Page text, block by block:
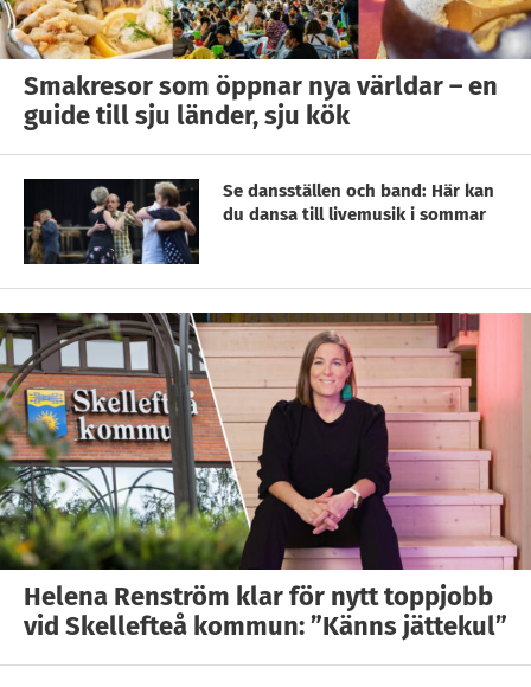
Smakresor som öppnar nya världar – en
guide till sju länder, sju kök
Se dansställen och band: Här kan
du dansa till livemusik i sommar
Helena Renström klar för nytt toppjobb
vid Skellefteå kommun: ”Känns jättekul”